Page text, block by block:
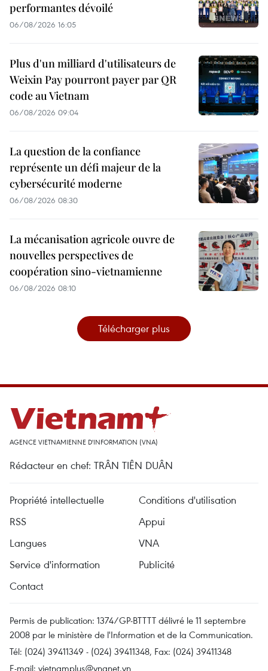
performantes dévoilé
06/08/2026 16:05
Plus d'un milliard d'utilisateurs de
Weixin Pay pourront payer par QR
code au Vietnam
06/08/2026 09:04
La question de la confiance
représente un défi majeur de la
cybersécurité moderne
06/08/2026 08:30
La mécanisation agricole ouvre de
nouvelles perspectives de
coopération sino-vietnamienne
06/08/2026 08:10
Télécharger plus
AGENCE VIETNAMIENNE D'INFORMATION (VNA)
Rédacteur en chef: TRÂN TIÊN DUÂN
Propriété intellectuelle
Conditions d'utilisation
RSS
Appui
Langues
VNA
Service d'information
Publicité
Contact
Permis de publication: 1374/GP-BTTTT délivré le 11 septembre
2008 par le ministère de l'Information et de la Communication.
Tél: (024) 39411349 - (024) 39411348, Fax: (024) 39411348
E-mail: vietnamplus@vnanet.vn